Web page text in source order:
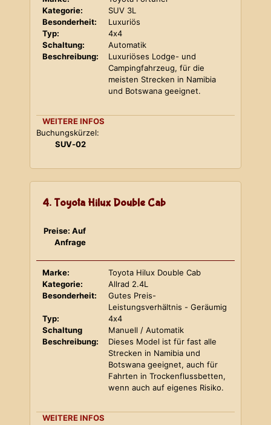
Kategorie:
SUV 3L
Besonderheit:
Luxuriös
Typ:
4x4
Schaltung:
Automatik
Beschreibung:
Luxuriöses Lodge- und
Campingfahrzeug, für die
meisten Strecken in Namibia
und Botswana geeignet.
WEITERE INFOS
Buchungskürzel:
SUV-02
4. Toyota Hilux Double Cab
Preise: Auf
Anfrage
Marke:
Toyota Hilux Double Cab
Kategorie:
Allrad 2.4L
Besonderheit:
Gutes Preis-
Leistungsverhältnis - Geräumig
Typ:
4x4
Schaltung
Manuell / Automatik
Beschreibung:
Dieses Model ist für fast alle
Strecken in Namibia und
Botswana geeignet, auch für
Fahrten in Trockenflussbetten,
wenn auch auf eigenes Risiko.
WEITERE INFOS